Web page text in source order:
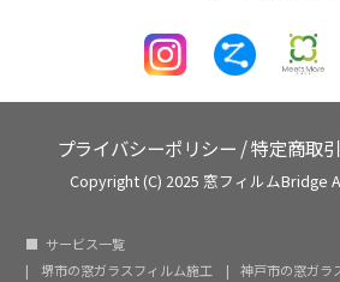
プライバシーポリシー /特定商取
Copyright (C) 2025 窓フィルムBridge
サービス一覧
堺市の窓ガラスフィルム施工
神戸市の窓ガラ